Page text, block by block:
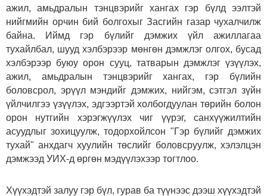
ажил, амьдралын тэнцвэрийг хангах гэр бүлд ээлтэй
нийгмийн орчин бий болгохыг Засгийн газар чухалчилж
байна. Иймд гэр бүлийг дэмжих үйл ажиллагаа
тухайлбал, шууд хэлбэрээр мөнгөн дэмжлэг олгох, бусад
хэлбэрээр буюу орон сууц, татварын дэмжлэг үзүүлэх,
ажил, амьдралын тэнцвэрийг хангах, гэр бүлийн
боловсрол, эрүүл мэндийг дэмжих, нийгэм, сэтгэл зүйн
үйлчилгээ үзүүлэх, эдгээртэй холбогдуулан төрийн болон
орон нутгийн хэрэгжүүлэх чиг үүрэг, санхүүжилтийн
асуудлыг зохицуулж, тодорхойлсон "Гэр бүлийг дэмжих
тухай" анхдагч хуулийн төслийг боловсруулж, хэлэлцэн
дэмжээд УИХ-д өргөн мэдүүлэхээр тогтлоо.
Хүүхэдтэй залуу гэр бүл, гурав ба түүнээс дээш хүүхэдтэй